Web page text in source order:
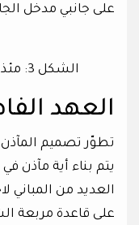
على جانبي مدخل
الشكل 3: مئذنة كتب مينار في دلهي – الهند
العهد
تطوّر تصميم المآذن
يتم بناء أية مآذن
العديد من
على قاعدة مربعة